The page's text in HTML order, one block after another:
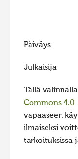
Päiväys
Julkaisija
Tällä
Commons 4.0
vapaaseen
ilmaiseksi
tarkoituksissa